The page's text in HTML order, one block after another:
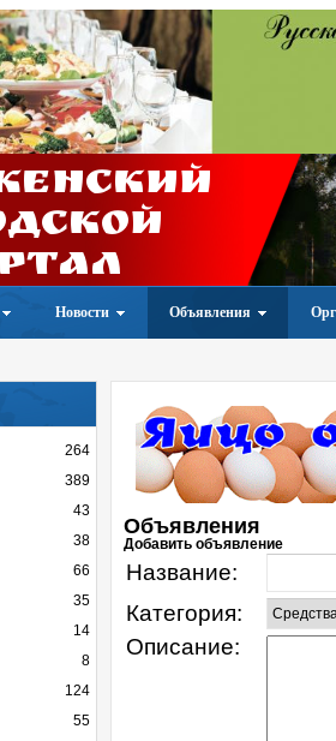
Новости Объявления
Объявления
Добавить объявление
Название:
Категория:
Описание:
264
389
43
38
66
35
14
8
124
55